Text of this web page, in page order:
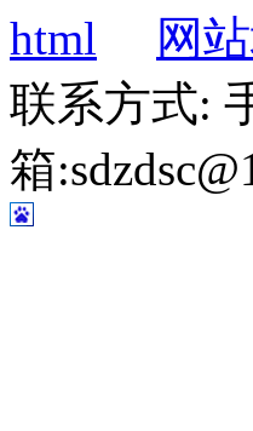
html
网
联系方式:
箱